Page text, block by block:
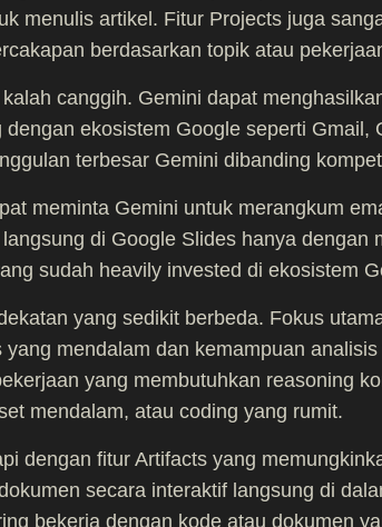
menulis artikel. Fitur Projects juga
berdasarkan topik atau
canggih. Gemini dapat
ekosistem Google seperti Gmail,
terbesar Gemini dibanding
meminta Gemini untuk merangkum
di Google Slides hanya dengan
sudah heavily invested di ekosistem
yang sedikit berbeda. Fokus
yang mendalam dan kemampuan
yang membutuhkan reasoning
mendalam, atau coding yang rumit.
dengan fitur Artifacts yang
secara interaktif langsung di
bekerja dengan kode atau dokumen